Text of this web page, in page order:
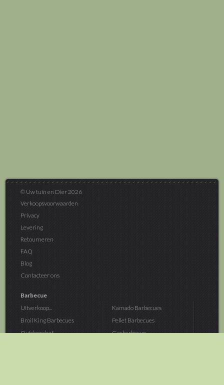
© Uw tuin en Dier 2026
Verkoopsvoorwaarden
Privacy
Levering
Retourneren
FAQ
Blog
Contacteer ons
Barbecue
Uitverkoop...
Broil King Barbecues
Outdoorchef...
Kamado Barbecues
Pellet Barbecues
Gasbarbecue